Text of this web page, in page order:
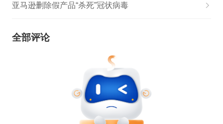
亚马逊删除假产品“杀死”冠状病毒
全部评论